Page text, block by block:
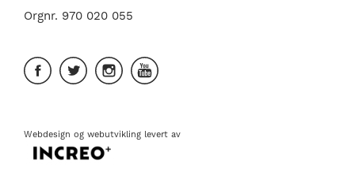
Orgnr. 970 020 055
Webdesign og webutvikling levert av